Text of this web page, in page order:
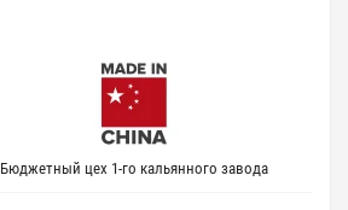
Бюджетный цех 1-го кальянного завода